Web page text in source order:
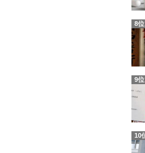
8位
9位
10